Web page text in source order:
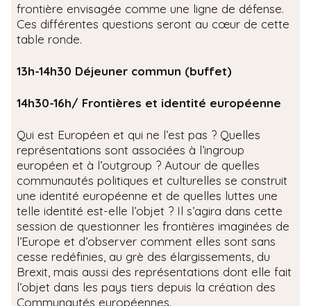
frontière envisagée comme une ligne de défense.
Ces différentes questions seront au cœur de cette
table ronde.
13h-14h30 Déjeuner commun (buffet)
14h30-16h/ Frontières et identité européenne
Qui est Européen et qui ne l’est pas ? Quelles
représentations sont associées à l’ingroup
européen et à l’outgroup ? Autour de quelles
communautés politiques et culturelles se construit
une identité européenne et de quelles luttes une
telle identité est-elle l’objet ? Il s’agira dans cette
session de questionner les frontières imaginées de
l’Europe et d’observer comment elles sont sans
cesse redéfinies, au grè des élargissements, du
Brexit, mais aussi des représentations dont elle fait
l’objet dans les pays tiers depuis la création des
Communautés européennes.